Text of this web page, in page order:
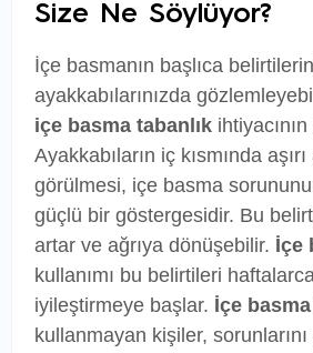
Size Ne Söylüyor?
İçe basmanın başlıca
ayakkabılarınızda
içe basma tabanlık
Ayakkabıların iç kısmında
görülmesi, içe basma
güçlü bir göstergesidir. Bu
artar ve ağrıya dönüşebilir. İçe
kullanımı bu belirtileri
iyileştirmeye başlar. İçe
kullanmayan kişiler,